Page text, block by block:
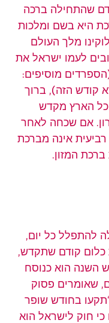
שהתחילה ברכה
היא בשם ומלכות
מלך העולם
לעמו ישראל את
(הספרדים מוסיפים:
קודש הזה), ברוך
הארץ מקדש
אם שכחה לאחר
אינה מברכת
המזון.
להתפלל כל יום,
קודם שתקדש,
השנה הוא כנוסח
שאומרים פסוק
‘תקעו בחודש שופר
כי חוק לישראל הוא